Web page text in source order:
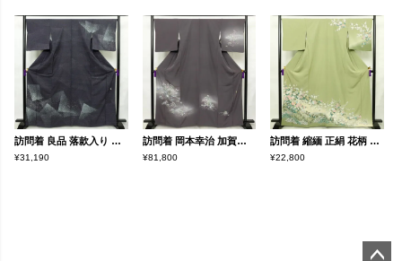
訪問着 良品 落款入り 紬地 正絹 幾何学柄・抽象柄 袷仕立て 身丈165.5cm 裄丈68cm 共八掛 洒落 着物 青・紺
¥31,190
訪問着 岡本幸治 加賀友禅 良品 落款入り 縮緬 正絹 風景柄 袷仕立て 身丈164.5cm 裄丈67cm リサイクル着物 着物 共八掛 入学式 卒業式 七五三 お宮参り フォーマル 紫・藤色
¥81,800
訪問着 縮緬 正絹 花柄 袷仕立て 身丈164cm 裄丈67cm リサイクル着物 着物 共八掛 入学式 卒業式 七五三 お宮参り フォーマル 緑・うぐいす色
¥22,800